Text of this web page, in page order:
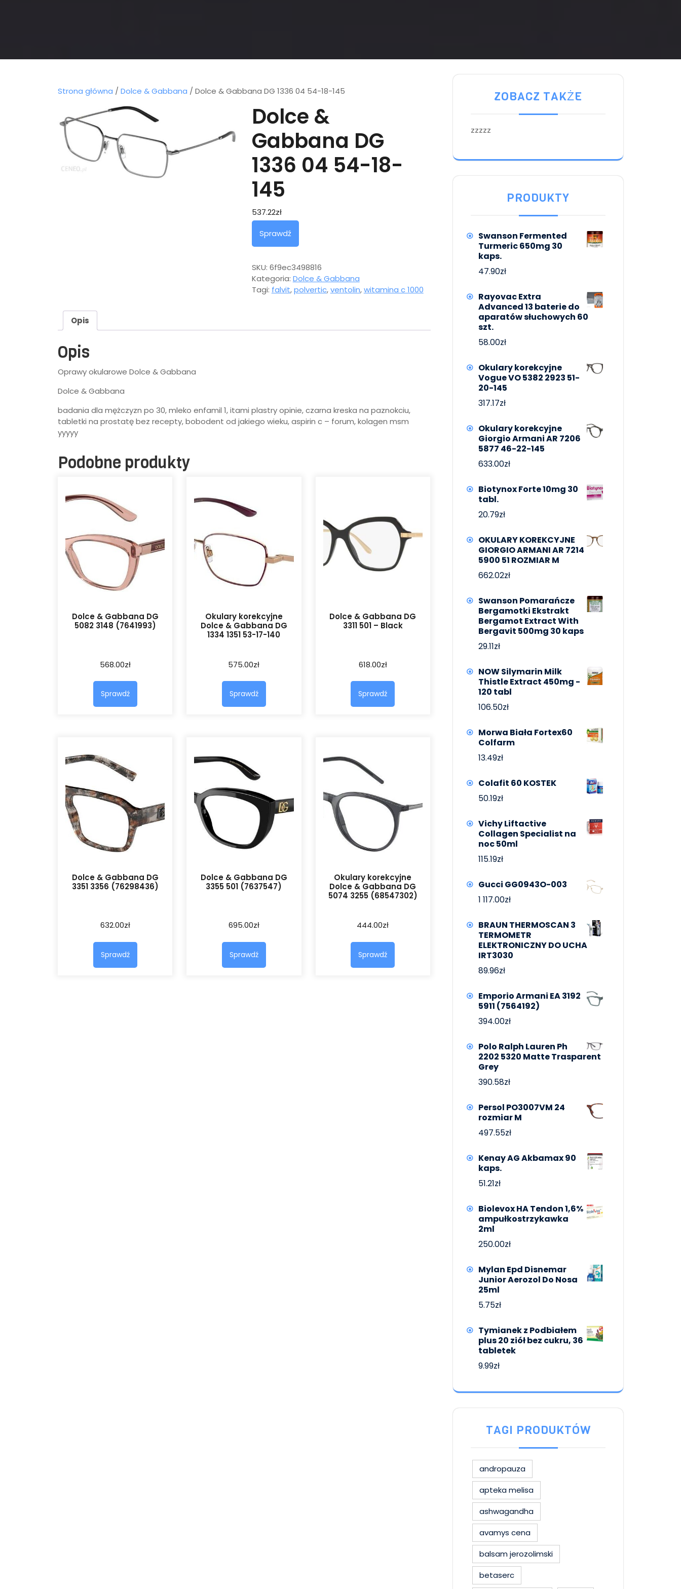
Strona główna / Dolce & Gabbana / Dolce & Gabbana DG 1336 04 54-18-145
Dolce &
Gabbana DG
1336 04 54-18-
145
537.22zł
Sprawdź
SKU: 6f9ec3498816
Kategoria: Dolce & Gabbana
Tagi: falvit,polvertic,ventolin,witamina c 1000
Opis
Opis
Oprawy okularowe Dolce & Gabbana
Dolce & Gabbana
badania dla mężczyzn po 30, mleko enfamil 1, itami plastry opinie, czarna kreska na paznokciu,
tabletki na prostatę bez recepty, bobodent od jakiego wieku, aspirin c – forum, kolagen msm
yyyyy
Podobne produkty
Dolce & Gabbana DG
5082 3148 (7641993)
568.00zł
Sprawdź
Okulary korekcyjne
Dolce & Gabbana DG
1334 1351 53-17-140
575.00zł
Sprawdź
Dolce & Gabbana DG
3311 501 – Black
618.00zł
Sprawdź
Dolce & Gabbana DG
3351 3356 (76298436)
632.00zł
Sprawdź
Dolce & Gabbana DG
3355 501 (7637547)
695.00zł
Sprawdź
Okulary korekcyjne
Dolce & Gabbana DG
5074 3255 (68547302)
444.00zł
Sprawdź
ZOBACZ TAKŻE
zzzzz
PRODUKTY
Swanson Fermented
Turmeric 650mg 30
kaps.
47.90zł
Rayovac Extra
Advanced 13 baterie do
aparatów słuchowych 60
szt.
58.00zł
Okulary korekcyjne
Vogue VO 5382 2923 51-
20-145
317.17zł
Okulary korekcyjne
Giorgio Armani AR 7206
5877 46-22-145
633.00zł
Biotynox Forte 10mg 30
tabl.
20.79zł
OKULARY KOREKCYJNE
GIORGIO ARMANI AR 7214
5900 51 ROZMIAR M
662.02zł
Swanson Pomarańcze
Bergamotki Ekstrakt
Bergamot Extract With
Bergavit 500mg 30 kaps
29.11zł
NOW Silymarin Milk
Thistle Extract 450mg -
120 tabl
106.50zł
Morwa Biała Fortex60
Colfarm
13.49zł
Colafit 60 KOSTEK
50.19zł
Vichy Liftactive
Collagen Specialist na
noc 50ml
115.19zł
Gucci GG0943O-003
1 117.00zł
BRAUN THERMOSCAN 3
TERMOMETR
ELEKTRONICZNY DO UCHA
IRT3030
89.96zł
Emporio Armani EA 3192
5911 (7564192)
394.00zł
Polo Ralph Lauren Ph
2202 5320 Matte Trasparent
Grey
390.58zł
Persol PO3007VM 24
rozmiar M
497.55zł
Kenay AG Akbamax 90
kaps.
51.21zł
Biolevox HA Tendon 1,6%
ampułkostrzykawka
2ml
250.00zł
Mylan Epd Disnemar
Junior Aerozol Do Nosa
25ml
5.75zł
Tymianek z Podbiałem
plus 20 ziół bez cukru, 36
tabletek
9.99zł
TAGI PRODUKTÓW
andropauza
apteka melisa
ashwagandha
avamys cena
balsam jerozolimski
betaserc